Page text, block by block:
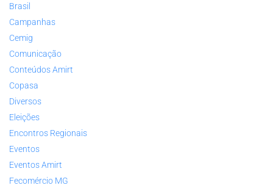
Brasil
Campanhas
Cemig
Comunicação
Conteúdos Amirt
Copasa
Diversos
Eleições
Encontros Regionais
Eventos
Eventos Amirt
Fecomércio MG